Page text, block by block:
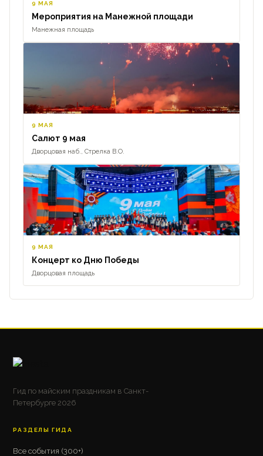
9 МАЯ
Мероприятия на Манежной площади
Манежная площадь
9 МАЯ
Салют 9 мая
Дворцовая наб., Стрелка В.О.
9 МАЯ
Концерт ко Дню Победы
Дворцовая площадь
Гид по майским праздникам в Санкт-
Петербурге 2026
РАЗДЕЛЫ ГИДА
Все события (300+)